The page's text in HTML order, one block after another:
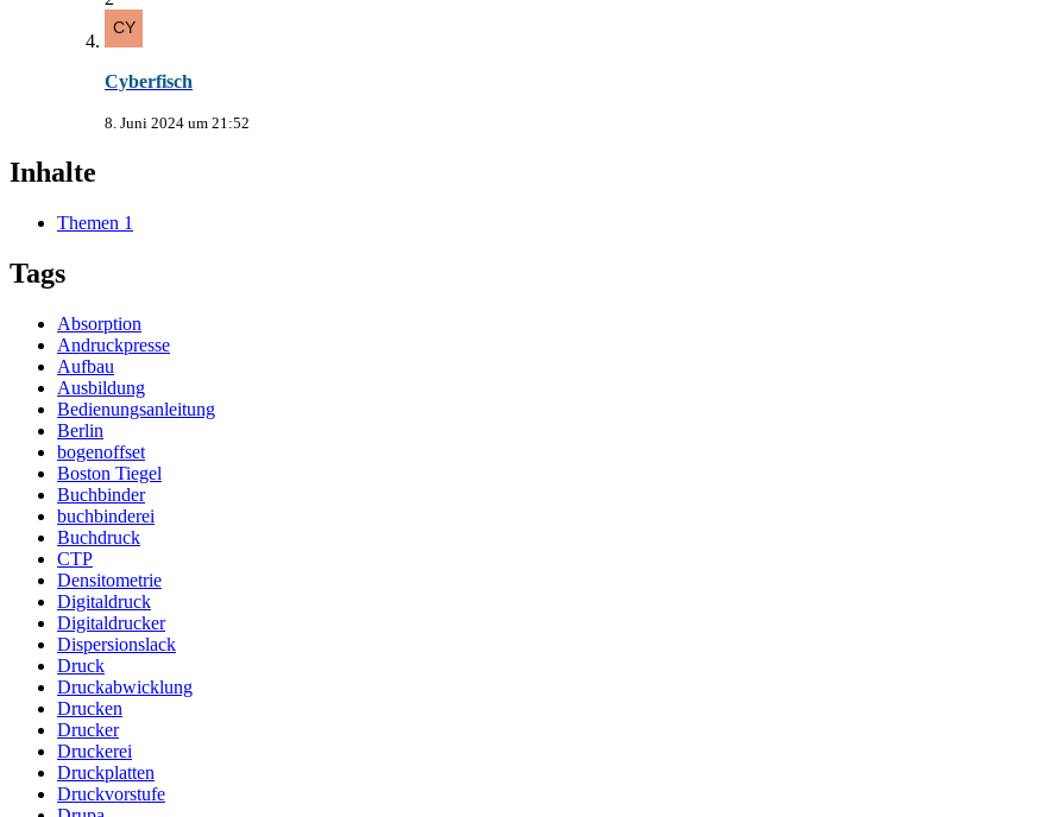
Cyberfisch
8. Juni 2024 um 21:52
Inhalte
Themen 1
Tags
Absorption
Andruckpresse
Aufbau
Ausbildung
Bedienungsanleitung
Berlin
bogenoffset
Boston Tiegel
Buchbinder
buchbinderei
Buchdruck
CTP
Densitometrie
Digitaldruck
Digitaldrucker
Dispersionslack
Druck
Druckabwicklung
Drucken
Drucker
Druckerei
Druckplatten
Druckvorstufe